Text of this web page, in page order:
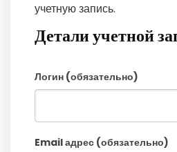
учетную запись.
Детали учетной
Логин (обязательно)
Email адрес (обязательно)